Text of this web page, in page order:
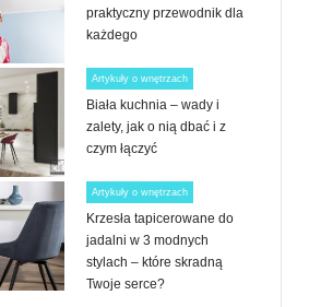
praktyczny przewodnik dla
każdego
Artykuły o wnętrzach
Biała kuchnia – wady i
zalety, jak o nią dbać i z
czym łączyć
Artykuły o wnętrzach
Krzesła tapicerowane do
jadalni w 3 modnych
stylach – które skradną
Twoje serce?